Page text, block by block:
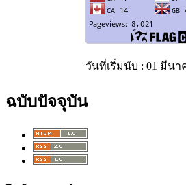
วันที่เริ่มนับ : 01 มีนา
ฉบับปัจจุบัน